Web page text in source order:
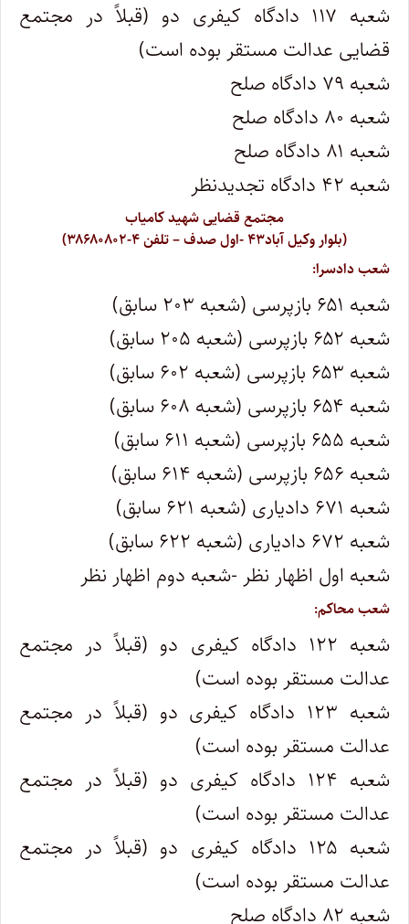
شعبه ۱۱۷ دادگاه کیفری دو (قبلاً در مجتمع
قضایی عدالت مستقر بوده است)
شعبه ۷۹ دادگاه صلح
شعبه ۸۰ دادگاه صلح
شعبه ۸۱ دادگاه صلح
شعبه ۴۲ دادگاه تجدیدنظر
مجتمع قضایی شهید کامیاب
(بلوار وکیل آباد۴۳ -اول صدف – تلفن ۴-۳۸۶۸۰۸۰۲)
شعب دادسرا:
شعبه ۶۵۱ بازپرسی (شعبه ۲۰۳ سابق)
شعبه ۶۵۲ بازپرسی (شعبه ۲۰۵ سابق)
شعبه ۶۵۳ بازپرسی (شعبه ۶۰۲ سابق)
شعبه ۶۵۴ بازپرسی (شعبه ۶۰۸ سابق)
شعبه ۶۵۵ بازپرسی (شعبه ۶۱۱ سابق)
شعبه ۶۵۶ بازپرسی (شعبه ۶۱۴ سابق)
شعبه ۶۷۱ دادیاری (شعبه ۶۲۱ سابق)
شعبه ۶۷۲ دادیاری (شعبه ۶۲۲ سابق)
شعبه اول اظهار نظر -شعبه دوم اظهار نظر
شعب محاکم:
شعبه ۱۲۲ دادگاه کیفری دو (قبلاً در مجتمع
عدالت مستقر بوده است)
شعبه ۱۲۳ دادگاه کیفری دو (قبلاً در مجتمع
عدالت مستقر بوده است)
شعبه ۱۲۴ دادگاه کیفری دو (قبلاً در مجتمع
عدالت مستقر بوده است)
شعبه ۱۲۵ دادگاه کیفری دو (قبلاً در مجتمع
عدالت مستقر بوده است)
شعبه ۸۲ دادگاه صلح